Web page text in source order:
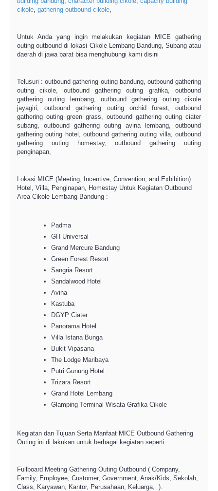
cikole, gathering outbound cikole,
Untuk Anda yang ingin melakukan kegiatan MICE gathering
outing outbound di lokasi Cikole Lembang Bandung, Subang atau
daerah di jawa barat bisa menghubungi kami disini
Telusuri : outbound gathering outing bandung, outbound gathering
outing cikole, outbound gathering outing grafika, outbound
gathering outing lembang, outbound gathering outing cikole
jayagiri, outbound gathering outing orchid forest, outbound
gathering outing green grass, outbound gathering outing ciater
subang, outbound gathering outing avina lembang, outbound
gathering outing hotel, outbound gathering outing villa, outbound
gathering outing homestay, outbound gathering outing
penginapan,
Lokasi MICE (Meeting, Incentive, Convention, and Exhibition)
Hotel, Villa, Penginapan, Homestay Untuk Kegiatan Outbound
Area Cikole Lembang Bandung :
Padma
GH Universal
Grand Mercure Bandung
Green Forest Resort
Sangria Resort
Sandalwood Hotel
Avina
Kastuba
DGYP Ciater
Panorama Hotel
Villa Istana Bunga
Bukit Vipasana
The Lodge Maribaya
Putri Gunung Hotel
Trizara Resort
Grand Hotel Lembang
Glamping Terminal Wisata Grafika Cikole
Kegiatan dan Tujuan Serta Manfaat MICE Outbound Gathering
Outing ini di lakukan untuk berbagai kegiatan seperti :
Fullboard Meeting Gathering Outing Outbound ( Company,
Family, Employee, Customer, Government, Anak/Kids, Sekolah,
Class, Karyawan, Kantor, Perusahaan, Keluarga, ).